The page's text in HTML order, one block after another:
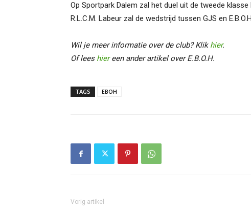
Op Sportpark Dalem zal het duel uit de tweede
R.L.C.M. Labeur zal de wedstrijd tussen GJS en
Wil je meer informatie over de club? Klik hier.
Of lees hiereen ander artikel over E.B.O.H.
TAGS EBOH
Vorig artikel